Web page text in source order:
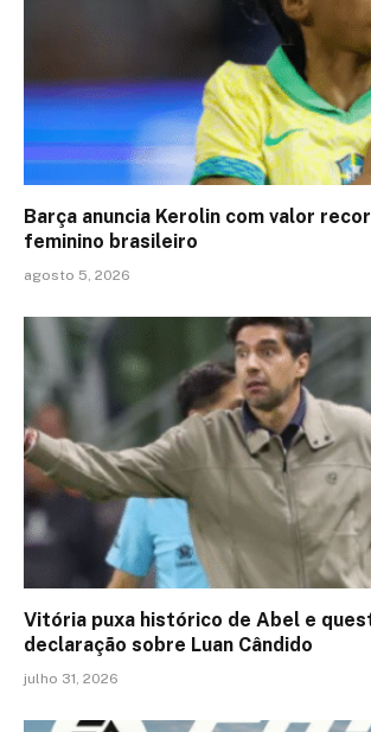
Barça anuncia Kerolin com valor
feminino brasileiro
agosto 5, 2026
Vitória puxa histórico de Abel e
declaração sobre Luan Cândido
julho 31, 2026